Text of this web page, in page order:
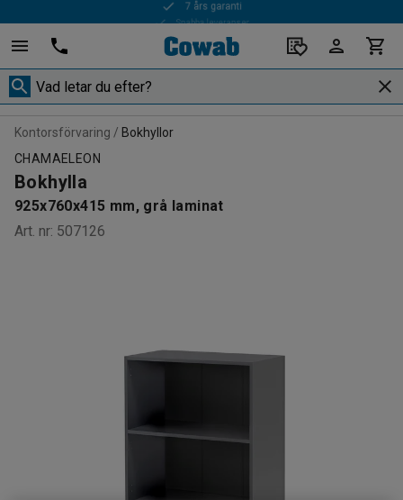
Snabba leveranser
Kontorsförvaring
Bokhyllor
CHAMAELEON
Bokhylla
925x760x415 mm, grå laminat
Art. nr: 507126